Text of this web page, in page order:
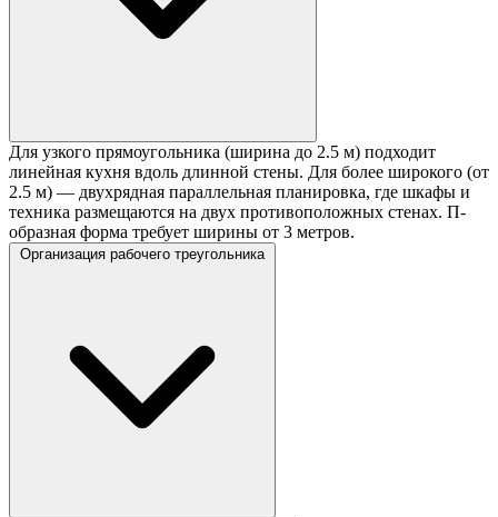
Для узкого прямоугольника (ширина до 2.5 м) подходит
линейная кухня вдоль длинной стены. Для более широкого (от
2.5 м) — двухрядная параллельная планировка, где шкафы и
техника размещаются на двух противоположных стенах. П-
образная форма требует ширины от 3 метров.
Организация рабочего треугольника